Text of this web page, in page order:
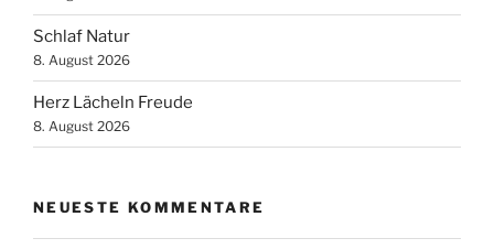
Schlaf Natur
8. August 2026
Herz Lächeln Freude
8. August 2026
NEUESTE KOMMENTARE